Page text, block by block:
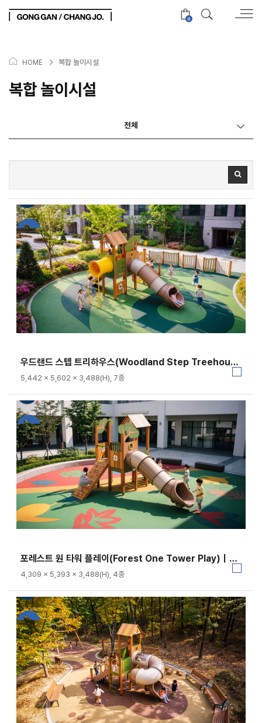
0
HOME > 복합 놀이시설
복합 놀이시설
전체
우드랜드 스텝 트리하우스(Woodland Step Treehouse)｜GGPG-020A-3
5,442 × 5,602 × 3,488(H), 7종
포레스트 원 타워 플레이(Forest One Tower Play)｜GGPG-020-4
4,309 × 5,393 × 3,488(H), 4종